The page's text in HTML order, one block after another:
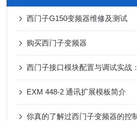
西门子G150变频器维修及测试
购买西门子变频器
西门子接口模块配置与调试实战
EXM 448-2 通讯扩展模板简介
你真的了解过西门子变频器的控